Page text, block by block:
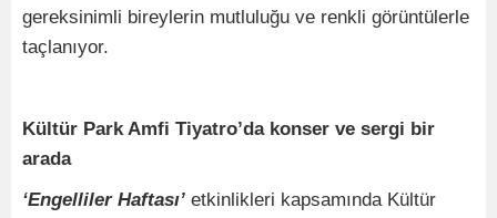
gereksinimli bireylerin mutluluğu ve renkli görüntülerle
taçlanıyor.
Kültür Park Amfi Tiyatro’da konser ve sergi bir
arada
‘Engelliler Haftası’ etkinlikleri kapsamında Kültür